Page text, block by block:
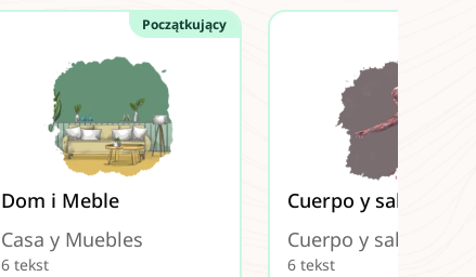
Początkujący
Dom i Meble
Casa y Muebles
6 tekst
Cuerpo y salud
Cuerpo y salud
6 tekst